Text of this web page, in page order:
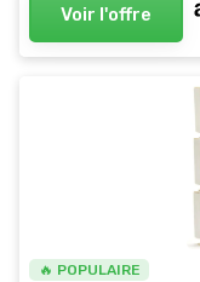
Voir l'offre
🔥 POPULAIRE